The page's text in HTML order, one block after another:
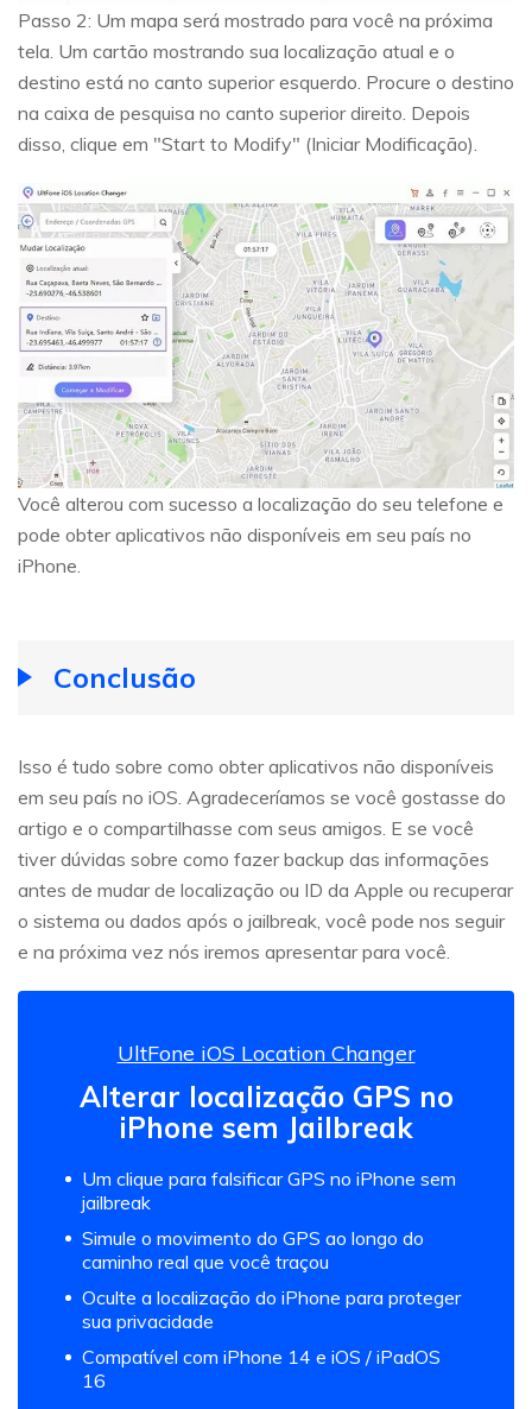
Passo 2: Um mapa será mostrado para você na próxima
tela. Um cartão mostrando sua localização atual e o
destino está no canto superior esquerdo. Procure o destino
na caixa de pesquisa no canto superior direito. Depois
disso, clique em "Start to Modify" (Iniciar Modificação).
Você alterou com sucesso a localização do seu telefone e
pode obter aplicativos não disponíveis em seu país no
iPhone.
Conclusão
Isso é tudo sobre como obter aplicativos não disponíveis
em seu país no iOS. Agradeceríamos se você gostasse do
artigo e o compartilhasse com seus amigos. E se você
tiver dúvidas sobre como fazer backup das informações
antes de mudar de localização ou ID da Apple ou recuperar
o sistema ou dados após o jailbreak, você pode nos seguir
e na próxima vez nós iremos apresentar para você.
UltFone iOS Location Changer
Alterar localização GPS no
iPhone sem Jailbreak
Um clique para falsificar GPS no iPhone sem
jailbreak
Simule o movimento do GPS ao longo do
caminho real que você traçou
Oculte a localização do iPhone para proteger
sua privacidade
Compatível com iPhone 14 e iOS / iPadOS
16